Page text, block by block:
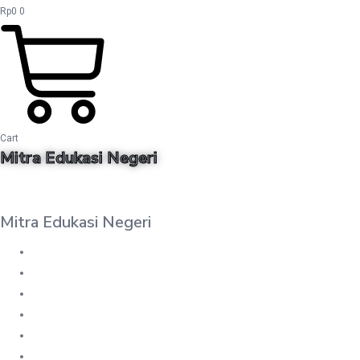
Rp0 0
Cart
Mitra Edukasi Negeri
Mitra Edukasi Negeri